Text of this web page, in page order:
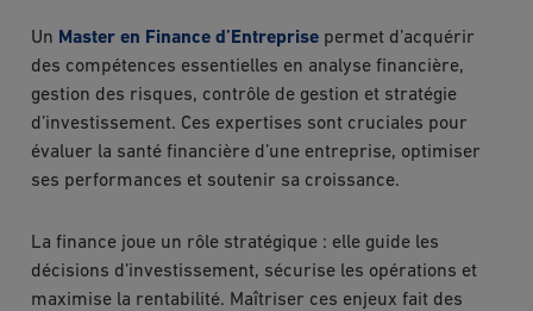
Un Master en Finance d’Entreprise permet d’acquérir
des compétences essentielles en analyse financière,
gestion des risques, contrôle de gestion et stratégie
d’investissement. Ces expertises sont cruciales pour
évaluer la santé financière d’une entreprise, optimiser
ses performances et soutenir sa croissance.
La finance joue un rôle stratégique : elle guide les
décisions d’investissement, sécurise les opérations et
maximise la rentabilité. Maîtriser ces enjeux fait des